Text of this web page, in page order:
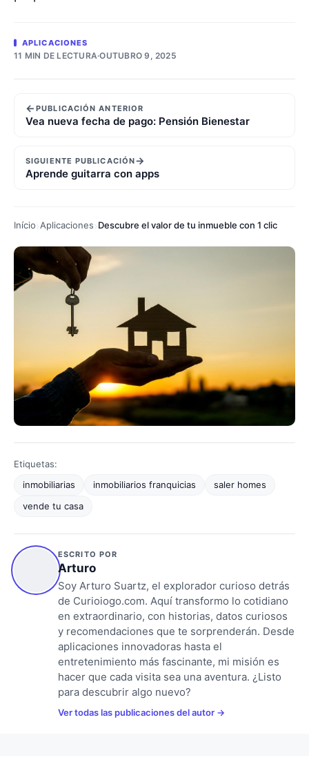
APLICACIONES
11 MIN DE LECTURA·OUTUBRO 9, 2025
←PUBLICACIÓN ANTERIOR
Vea nueva fecha de pago: Pensión Bienestar
SIGUIENTE PUBLICACIÓN→
Aprende guitarra con apps
Início Aplicaciones Descubre el valor de tu inmueble con 1 clic
Etiquetas:
inmobiliarias
inmobiliarios franquicias
saler homes
vende tu casa
ESCRITO POR
Arturo
Soy Arturo Suartz, el explorador curioso detrás
de Curioiogo.com. Aquí transformo lo cotidiano
en extraordinario, con historias, datos curiosos
y recomendaciones que te sorprenderán. Desde
aplicaciones innovadoras hasta el
entretenimiento más fascinante, mi misión es
hacer que cada visita sea una aventura. ¿Listo
para descubrir algo nuevo?
Ver todas las publicaciones del autor